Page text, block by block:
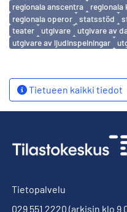
regionala anscentra
regionala operor
statsstöd
teater
utgivare
utgivare av
utgivare av ljudinspelningar
Tietueen kaikki tiedot
Tietopalvelu
029 551 2220 (arkisin klo